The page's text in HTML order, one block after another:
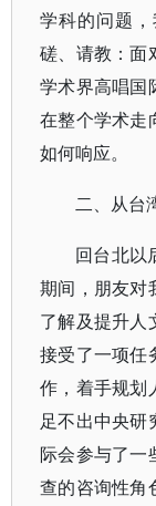
学科的问题
磋、请教：面
学术界高唱国
在整个学术走
如何响应。
二、从台
回台北以
期间，朋友对
了解及提升人
接受了一项任
作，着手规划
足不出中央研
际会参与了一
查的咨询性角